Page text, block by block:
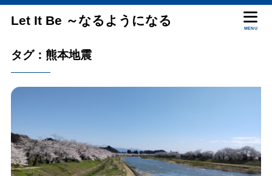
Let It Be ～なるようになる
MENU
タグ：熊本地震